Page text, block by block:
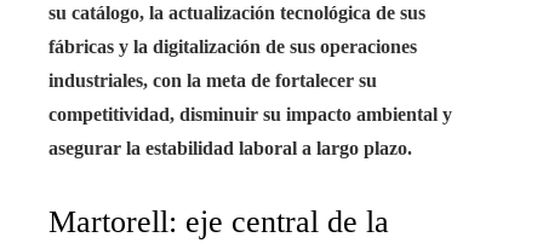
su catálogo, la actualización tecnológica de sus
fábricas y la digitalización de sus operaciones
industriales, con la meta de fortalecer su
competitividad, disminuir su impacto ambiental y
asegurar la estabilidad laboral a largo plazo.
Martorell: eje central de la